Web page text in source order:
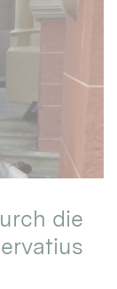
die